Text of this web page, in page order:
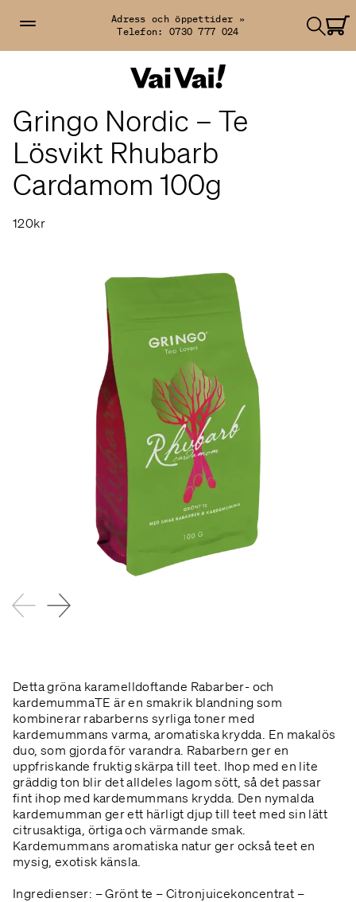
Adress och öppettider »
Telefon: 0730 777 024
Gringo Nordic – Te
Lösvikt Rhubarb
Cardamom 100g
120kr
Detta gröna karamelldoftande Rabarber- och
kardemummaTE är en smakrik blandning som
kombinerar rabarberns syrliga toner med
kardemummans varma, aromatiska krydda. En makalös
duo, som gjorda för varandra. Rabarbern ger en
uppfriskande fruktig skärpa till teet. Ihop med en lite
gräddig ton blir det alldeles lagom sött, så det passar
fint ihop med kardemummans krydda. Den nymalda
kardemumman ger ett härligt djup till teet med sin lätt
citrusaktiga, örtiga och värmande smak.
Kardemummans aromatiska natur ger också teet en
mysig, exotisk känsla.
Ingredienser: – Grönt te – Citronjuicekoncentrat –